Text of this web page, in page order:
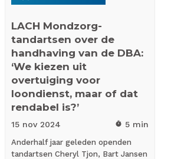
LACH Mondzorg-
tandartsen over de
handhaving van de DBA:
‘We kiezen uit
overtuiging voor
loondienst, maar of dat
rendabel is?’
15 nov 2024 timer 5 min
Anderhalf jaar geleden openden
tandartsen Cheryl Tjon, Bart Jansen